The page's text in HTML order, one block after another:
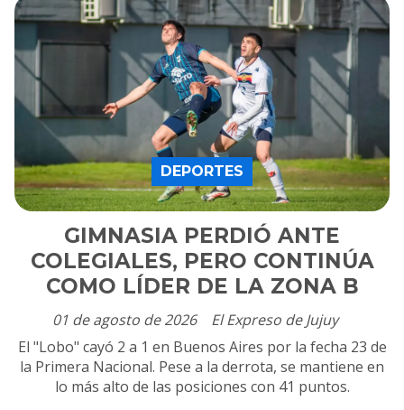
GIMNASIA PERDIÓ ANTE
COLEGIALES, PERO CONTINÚA
COMO LÍDER DE LA ZONA B
El Expreso de Jujuy
DEPORTES
01 de agosto de 2026
El "Lobo" cayó 2 a 1 en Buenos Aires por la fecha 23 de
la Primera Nacional. Pese a la derrota, se mantiene en
lo más alto de las posiciones con 41 puntos.